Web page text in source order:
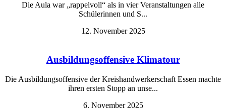
Die Aula war „rappelvoll“ als in vier Veranstaltungen alle
Schülerinnen und S...
12. November 2025
Ausbildungsoffensive Klimatour
Die Ausbildungsoffensive der Kreishandwerkerschaft Essen machte
ihren ersten Stopp an unse...
6. November 2025